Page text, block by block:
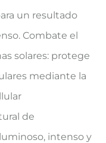
un resultado
Combate el
solares: protege
mediante la
de
intenso y